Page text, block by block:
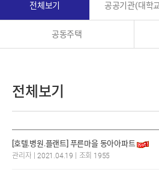
전체보기 공공기관(대학
공동주택
전체보기
[호텔.병원.플랜트] 푸른마을 동아아파트
관리자 |2021.04.19 조회 1955